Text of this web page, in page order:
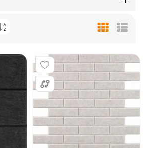
Задать
убыванию